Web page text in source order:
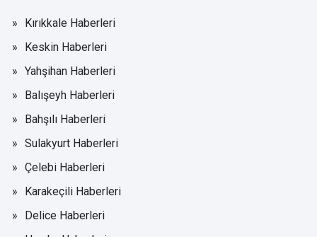
Kırıkkale Haberleri
Keskin Haberleri
Yahşihan Haberleri
Balışeyh Haberleri
Bahşılı Haberleri
Sulakyurt Haberleri
Çelebi Haberleri
Karakeçili Haberleri
Delice Haberleri